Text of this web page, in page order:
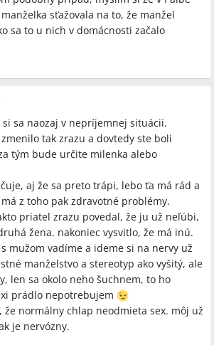
sťažovala na to, že manžel
sa to u nich v domácnosti začalo
sa naozaj v nepríjemnej situácii.
tak zrazu a dovtedy ste boli
tým bude určite milenka alebo
aj že sa preto trápi, lebo ťa má rád a
z toho pak zdravotné problémy.
priatel zrazu povedal, že ju už neľúbi,
žena. nakoniec vysvitlo, že má inú.
mužom vadíme a ideme si na nervy už
manželstvo a stereotyp ako vyšitý, ale
len sa okolo neho šuchnem, to ho
prádlo nepotrebujem
že normálny chlap neodmieta sex. môj už
je nervózny.